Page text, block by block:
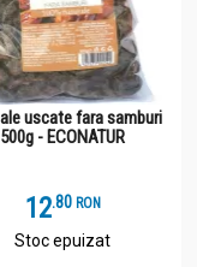
uscate fara samburi
500g - ECONATUR
12.8 RON
Stoc epuizat